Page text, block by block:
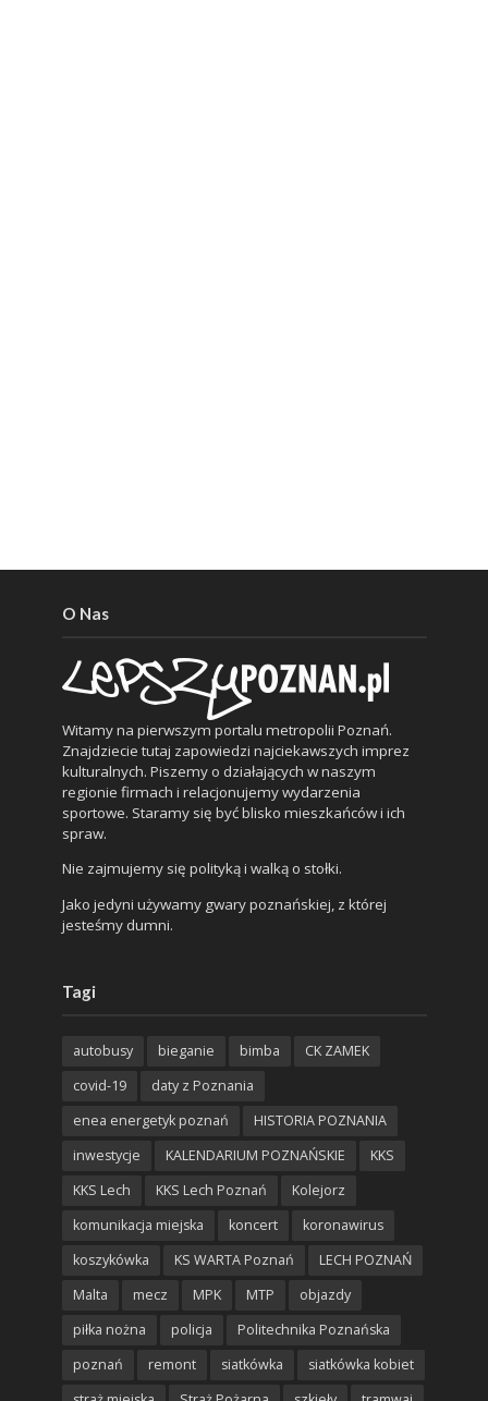
O Nas
Witamy na pierwszym portalu metropolii Poznań.
Znajdziecie tutaj zapowiedzi najciekawszych imprez
kulturalnych. Piszemy o działających w naszym
regionie firmach i relacjonujemy wydarzenia
sportowe. Staramy się być blisko mieszkańców i ich
spraw.
Nie zajmujemy się polityką i walką o stołki.
Jako jedyni używamy gwary poznańskiej, z której
jesteśmy dumni.
Tagi
autobusy bieganie bimba
CK ZAMEK
covid-19
daty z Poznania
enea energetyk poznań
HISTORIA POZNANIA
inwestycje
KALENDARIUM POZNAŃSKIE
KKS
KKS Lech
KKS Lech Poznań
Kolejorz
komunikacja miejska
koncert
koronawirus
koszykówka
KS WARTA Poznań
LECH POZNAŃ
Malta
mecz MPK MTP
objazdy
piłka nożna
policja
Politechnika Poznańska
poznań
remont siatkówka
siatkówka kobiet